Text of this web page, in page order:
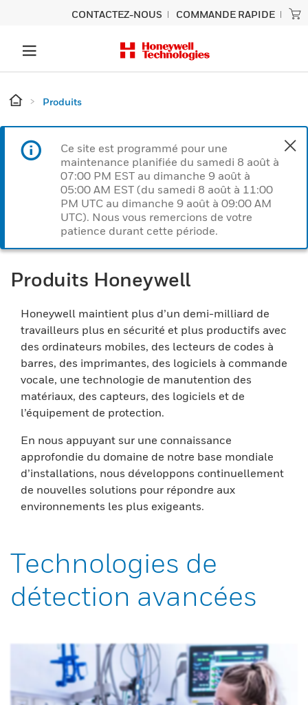
CONTACTEZ-NOUS COMMANDE RAPIDE
Produits
Ce site est programmé pour une
maintenance planifiée du samedi 8 août à
07:00 PM EST au dimanche 9 août à
05:00 AM EST (du samedi 8 août à 11:00
PM UTC au dimanche 9 août à 09:00 AM
UTC). Nous vous remercions de votre
patience durant cette période.
Produits Honeywell
Honeywell maintient plus d’un demi-milliard de
travailleurs plus en sécurité et plus productifs avec
des ordinateurs mobiles, des lecteurs de codes à
barres, des imprimantes, des logiciels à commande
vocale, une technologie de manutention des
matériaux, des capteurs, des logiciels et de
l’équipement de protection.
En nous appuyant sur une connaissance
approfondie du domaine de notre base mondiale
d’installations, nous développons continuellement
de nouvelles solutions pour répondre aux
environnements les plus exigeants.
Technologies de
détection avancées